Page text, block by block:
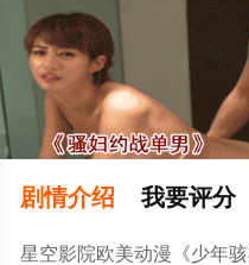
剧情介绍 我要评分
星空影院欧美动漫《少年